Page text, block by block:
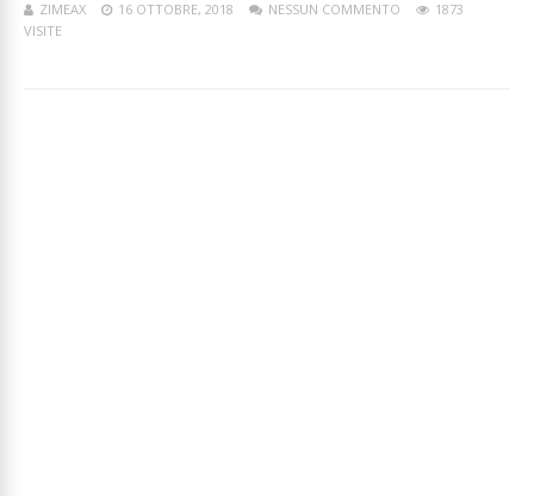
ZIMEAX 16 OTTOBRE, 2018 NESSUN COMMENTO
1873
VISITE